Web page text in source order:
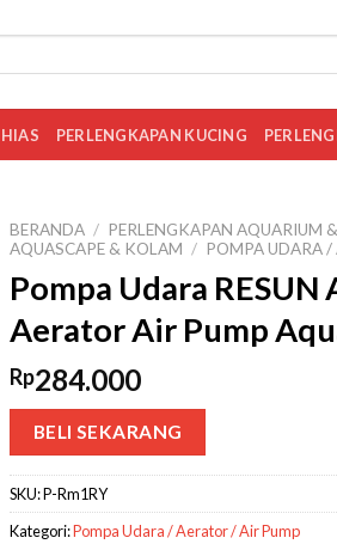
PERLENGKAPAN KUCING
BERANDA / PERLENGKAPAN AQUARIUM
AQUASCAPE & KOLAM / POMPA UDARA /
Pompa Udara
Aerator Air Pump
Rp284.000
BELI SEKARANG
SKU:P-Rm1RY
Kategori:Pompa Udara / Aerator / Air Pump